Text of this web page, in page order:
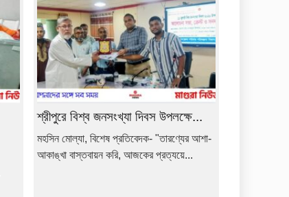
শ্রীপুরে বিশ্ব জনসংখ্যা দিবস উপলক্ষে...
মহসিন মোল্যা, বিশেষ প্রতিবেদক- "তারণ্যের আশা-
আকাঙ্খা বাস্তবায়ন করি, আজকের প্রত্যয়ে...